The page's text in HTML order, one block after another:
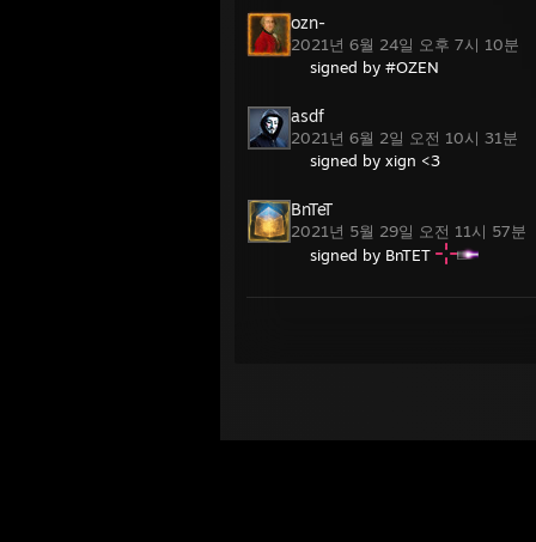
ozn-
2021년 6월 24일 오후 7시 10분
signed by #OZEN
asdf
2021년 6월 2일 오전 10시 31분
signed by xign <3
BnTeT
2021년 5월 29일 오전 11시 57분
signed by BnTET